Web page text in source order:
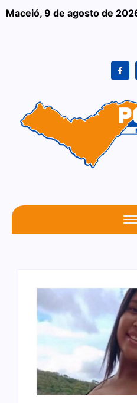
Maceió, 9 de agosto de